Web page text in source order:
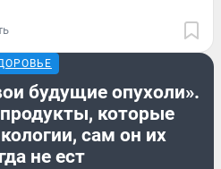
будущие опухоли».
которые
сам он их
не ест